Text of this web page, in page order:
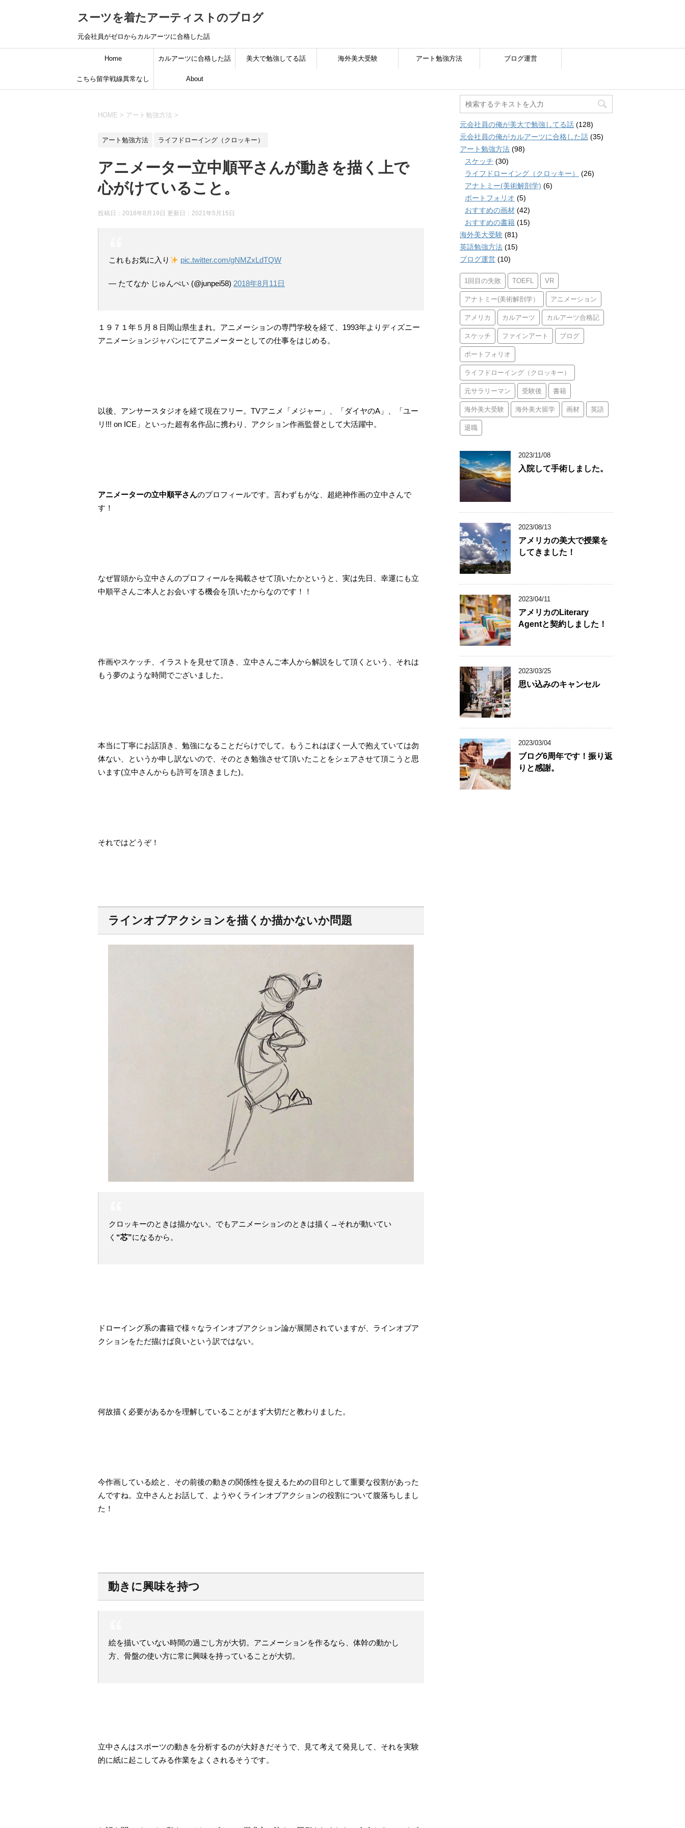
スーツを着たアーティストのブログ
元会社員がゼロからカルアーツに合格した話
Home カルアーツに合格した話 美大で勉強してる話 海外美大受験 アート勉強方法 ブログ運営
こちら留学戦線異常なし About
HOME > アート勉強方法 >
アート勉強方法 ライフドローイング（クロッキー）
アニメーター立中順平さんが動きを描く上で
心がけていること。
投稿日：2018年8月19日 更新日： 2021年5月15日
これもお気に入り pic.twitter.com/gNMZxLdTQW
— たてなか じゅんぺい (@junpei58) 2018年8月11日
１９７１年５月８日岡山県生まれ。アニメーションの専門学校を経て、1993年よりディズニー
アニメーションジャパンにてアニメーターとしての仕事をはじめる。
以後、アンサースタジオを経て現在フリー。TVアニメ「メジャー」、「ダイヤのA」、「ユー
リ!!! on ICE」といった超有名作品に携わり、アクション作画監督として大活躍中。
アニメーターの立中順平さんのプロフィールです。言わずもがな、超絶神作画の立中さんで
す！
なぜ冒頭から立中さんのプロフィールを掲載させて頂いたかというと、実は先日、幸運にも立
中順平さんご本人とお会いする機会を頂いたからなのです！！
作画やスケッチ、イラストを見せて頂き、立中さんご本人から解説をして頂くという、それは
もう夢のような時間でございました。
本当に丁寧にお話頂き、勉強になることだらけでして。もうこれはぼく一人で抱えていては勿
体ない、というか申し訳ないので、そのとき勉強させて頂いたことをシェアさせて頂こうと思
います(立中さんからも許可を頂きました)。
それではどうぞ！
ラインオブアクションを描くか描かないか問題
クロッキーのときは描かない。でもアニメーションのときは描く→それが動いてい
く “芯”になるから。
ドローイング系の書籍で様々なラインオブアクション論が展開されていますが、ラインオブア
クションをただ描けば良いという訳ではない。
何故描く必要があるかを理解していることがまず大切だと教わりました。
今作画している絵と、その前後の動きの関係性を捉えるための目印として重要な役割があった
んですね。立中さんとお話して、ようやくラインオブアクションの役割について腹落ちしまし
た！
動きに興味を持つ
絵を描いていない時間の過ごし方が大切。アニメーションを作るなら、体幹の動かし
方、骨盤の使い方に常に興味を持っていることが大切。
立中さんはスポーツの動きを分析するのが大好きだそうで、見て考えて発見して、それを実験
的に紙に起こしてみる作業をよくされるそうです。
元会社員の俺が美大で勉強してる話 (128)
元会社員の俺がカルアーツに合格した話 (35)
アート勉強方法 (98)
スケッチ (30)
ライフドローイング（クロッキー）
(26)
アナトミー(美術解剖学) (6)
ポートフォリオ (5)
おすすめの画材 (42)
おすすめの書籍 (15)
海外美大受験 (81)
英語勉強方法 (15)
ブログ運営 (10)
1回目の失敗 TOEFL VR
アナトミー(美術解剖学） アニメーション
アメリカ カルアーツ カルアーツ合格記
スケッチ ファインアート ブログ
ポートフォリオ
ライフドローイング（クロッキー）
元サラリーマン 受験後 書籍
海外美大受験 海外美大留学 画材 英語
退職
2023/11/08
入院して手術しました。
2023/08/13
アメリカの美大で授業を
してきました！
2023/04/11
アメリカのLiterary
Agentと契約しました！
2023/03/25
思い込みのキャンセル
2023/03/04
ブログ6周年です！振り返
りと感謝。